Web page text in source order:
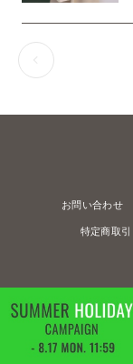
お問い合わせ
特定商取